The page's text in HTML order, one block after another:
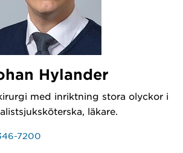
Hylander
med inriktning stora olyckor i
läkare.
7200